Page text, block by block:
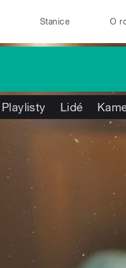
Stanice O
Playlisty Lidé